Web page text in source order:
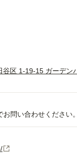
谷区 1-19-15 ガーデン
問い合わせください。